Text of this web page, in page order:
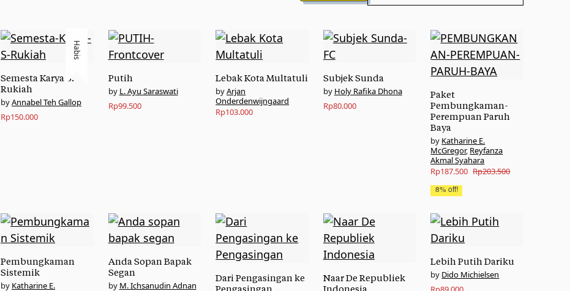
Habis
Semesta Karya S.
Rukiah
Annabel Teh Gallop
Rp150.000
Putih
L. Ayu Saraswati
Rp99.500
Lebak Kota Multatuli
Arjan
Onderdenwijngaard
Rp103.000
Subjek Sunda
Holy Rafika Dhona
Rp80.000
Paket
Pembungkaman-
Perempuan Paruh
Baya
Katharine E.
McGregor, Reyfanza
Akmal Syahara
Rp203.500
Original
price
Rp203.500.
Rp187.500
Current
price
Rp187.500.
8% off!
Pembungkaman
Sistemik
Katharine E.
Anda Sopan Bapak
Segan
M. Ichsanudin Adnan
Dari Pengasingan ke
Pengasingan
Naar De Republiek
Indonesia
Lebih Putih Dariku
Dido Michielsen